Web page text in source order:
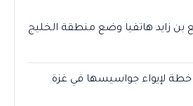
بن زايد هاتفيا وضع منطقة الخليج
لإيواء جواسيسها في غزة